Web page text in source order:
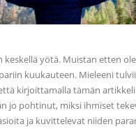
keskellä yötä. Muistan etten
kuukauteen. Mieleeni
kirjoittamalla tämän
jo pohtinut, miksi ihmiset
ja kuvittelevat niiden